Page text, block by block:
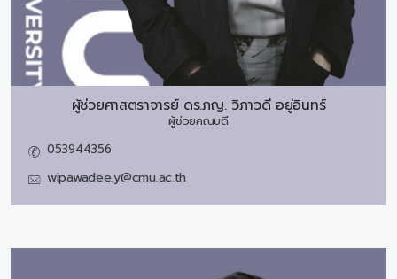
ผู้ช่วยศาสตราจารย์ ดร.ภญ. วิภาวดี อยู่อินทร์
ผู้ช่วยคณบดี
053944356
wipawadee.y@cmu.ac.th